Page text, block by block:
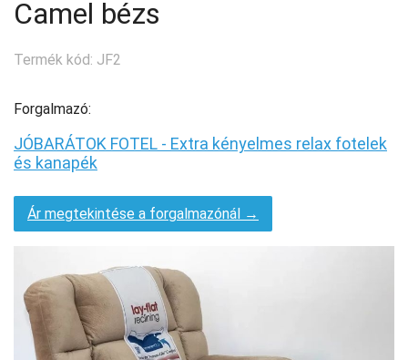
Camel bézs
Termék kód: JF2
Forgalmazó:
JÓBARÁTOK FOTEL - Extra kényelmes relax fotelek
és kanapék
Ár megtekintése a forgalmazónál →